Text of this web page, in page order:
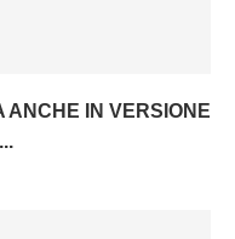
ANCHE IN VERSIONE